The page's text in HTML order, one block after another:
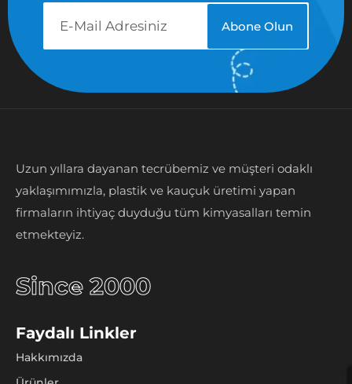
Uzun yıllara dayanan tecrübemiz ve müşteri odaklı
yaklaşımımızla, plastik ve kauçuk üretimi yapan
firmaların ihtiyaç duyduğu tüm kimyasalları temin
etmekteyiz.
Since 2000
Faydalı Linkler
Hakkımızda